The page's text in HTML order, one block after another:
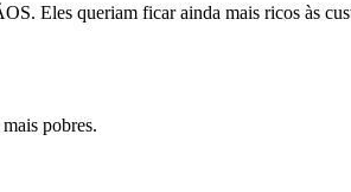
Eles queriam ficar ainda mais ricos às
pobres.